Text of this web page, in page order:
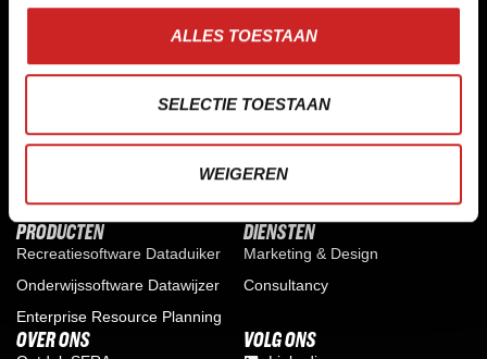
ALLES TOESTAAN
SELECTIE TOESTAAN
WEIGEREN
BTW: NL 8111.46.339 B01
PRODUCTEN
Recreatiesoftware Dataduiker
Onderwijssoftware Datawijzer
Enterprise Resource Planning
DIENSTEN
Marketing & Design
Consultancy
OVER ONS VOLG ONS